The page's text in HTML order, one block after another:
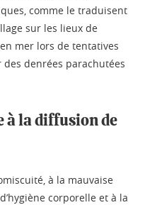
comme le traduisent
sur les lieux de
mer lors de tentatives
denrées parachutées
à la diffusion de
à la mauvaise
corporelle et à la